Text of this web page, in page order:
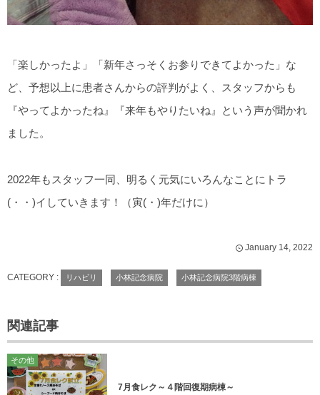
「楽しかったよ」「新年さっそくお参りできてよかった」な
ど、予想以上に患者さんからの評判がよく、スタッフからも
『やってよかったね』『来年もやりたいね』という声が聞かれ
ました。
2022年もスタッフ一同、明るく元気にいろんなことにトラ
(・・)イしていきます！（寅(・)年だけに）
January 14 2022
CATEGORY : リハビリ 小林記念病院 小林記念病院3階病棟
関連記事
その他
7月食レク～４階回復期病棟～